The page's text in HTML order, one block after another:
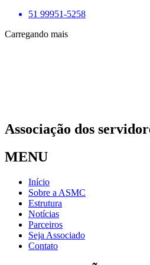
51 99951-5258
Carregando mais
Associação dos
MENU
Início
Sobre a ASMC
Estrutura
Notícias
Parceiros
Seja Associado
Contato